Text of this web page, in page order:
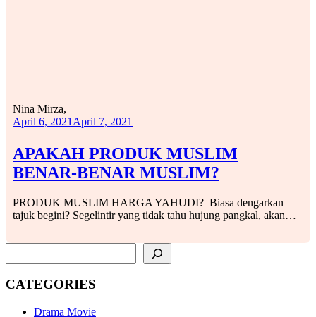
APAKAH PRODUK MUSLIM
BENAR-BENAR MUSLIM?
Nina Mirza,
April 6, 2021 April 7, 2021
PRODUK MUSLIM HARGA YAHUDI? Biasa dengarkan
tajuk begini? Segelintir yang tidak tahu hujung pangkal, akan…
CATEGORIES
Drama Movie